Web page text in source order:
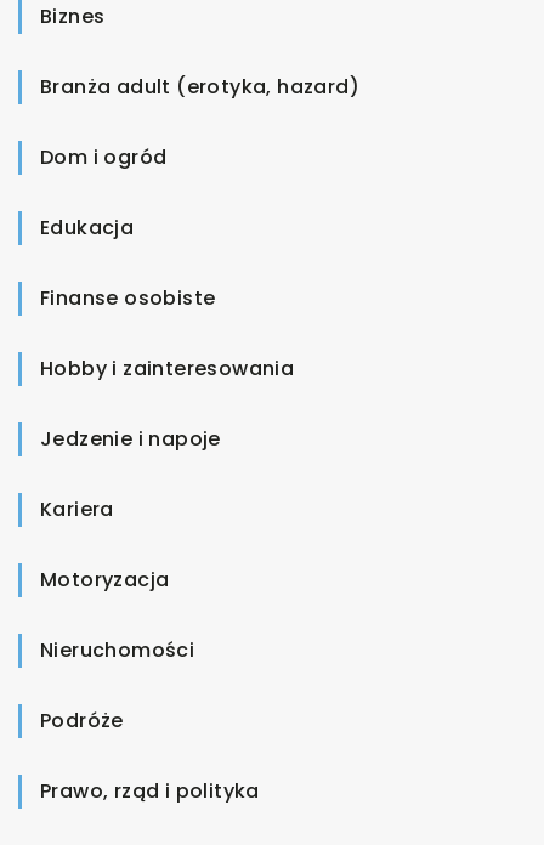
Biznes
Branża adult (erotyka, hazard)
Dom i ogród
Edukacja
Finanse osobiste
Hobby i zainteresowania
Jedzenie i napoje
Kariera
Motoryzacja
Nieruchomości
Podróże
Prawo, rząd i polityka